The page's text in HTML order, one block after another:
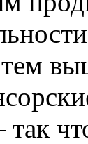
тем